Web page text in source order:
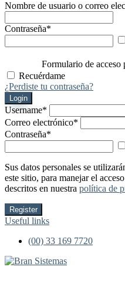
Nombre de usuario o correo
Contraseña*
Formulario de acceso
Recuérdame
¿Perdiste tu contraseña?
Login
Username*
Correo electrónico*
Contraseña*
Sus datos personales se
este sitio, para manejar el
descritos en nuestra política de
Register
Useful links
(00) 33 169 7720